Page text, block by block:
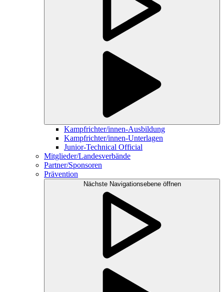
Kampfrichter/innen-Ausbildung
Kampfrichter/innen-Unterlagen
Junior-Technical Official
Mitglieder/Landesverbände
Partner/Sponsoren
Prävention
Nächste Navigationsebene öffnen